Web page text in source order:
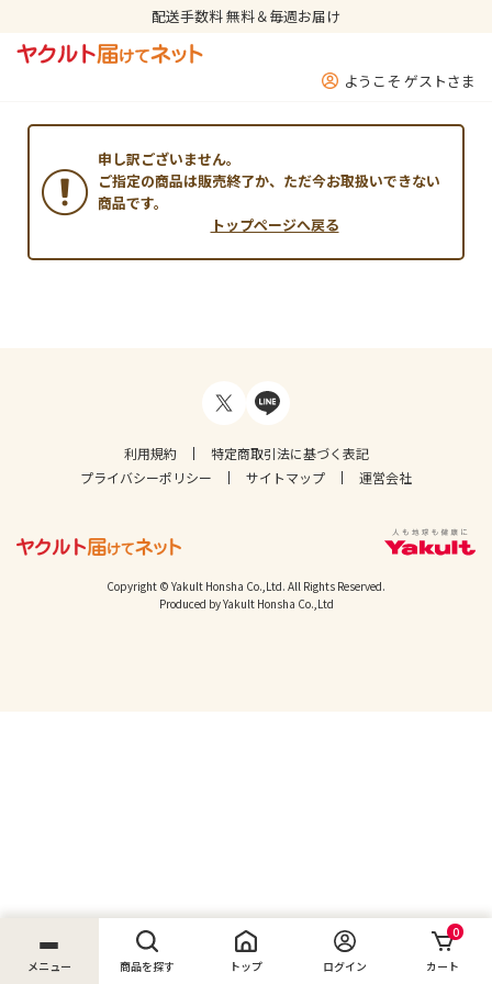
配送手数料 無料＆毎週お届け
ようこそ ゲストさま
メニュー 商品を探す トップ ログイン
0
カート
申し訳ございません。
ご指定の商品は販売終了か、ただ今お取扱いできない
商品です。
トップページへ戻る
利用規約
特定商取引法に基づく表記
プライバシーポリシー
サイトマップ 運営会社
Copyright © Yakult Honsha Co.,Ltd. All Rights Reserved.
Produced by Yakult Honsha Co.,Ltd